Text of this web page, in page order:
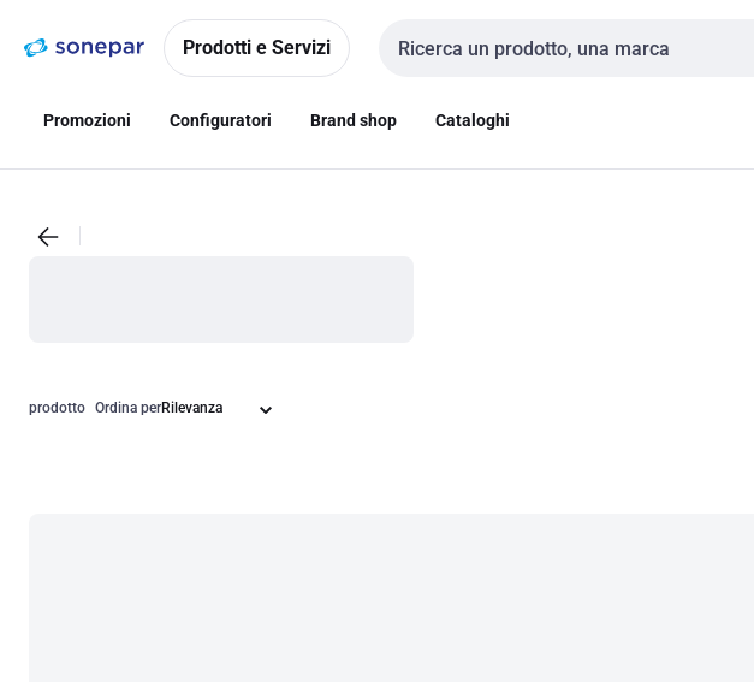
navigazionealla
Prodotti e Servizi
Cerca input
Promozioni Configuratori Brand shop Cataloghi
prodotto Ordina per